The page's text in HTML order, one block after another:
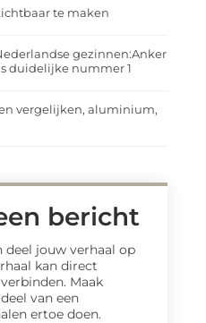
te maken
gezinnen:Anker
duidelijke nummer 1
vergelijken, aluminium,
bericht
deel jouw verhaal op
kan direct
Maak
van een
ertoe doen.